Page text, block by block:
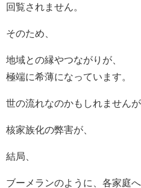
回覧されません。
そのため、
地域との縁やつながりが、
極端に希薄になっています。
世の流れなのかもしれませんが
核家族化の弊害が、
結局、
ブーメランのように、各家庭へ